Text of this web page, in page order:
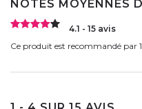
NOTES MOYENNES
4.1 - 15 avis
Ce produit est recommandé par